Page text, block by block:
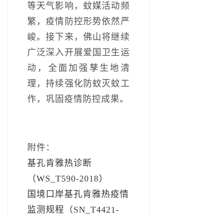
等天气影响，蚊媒活动频
繁，疫情防控形势依然严
峻。接下来，佛山将继续
广泛深入开展爱国卫生运
动，全面加强孳生地清
理，持续强化防蚊灭蚊工
作，巩固疫情防控成果。
附件：
基孔肯雅热诊断
（WS_T590-2018）
国境口岸基孔肯雅热疫情
监测规程（SN_T4421-